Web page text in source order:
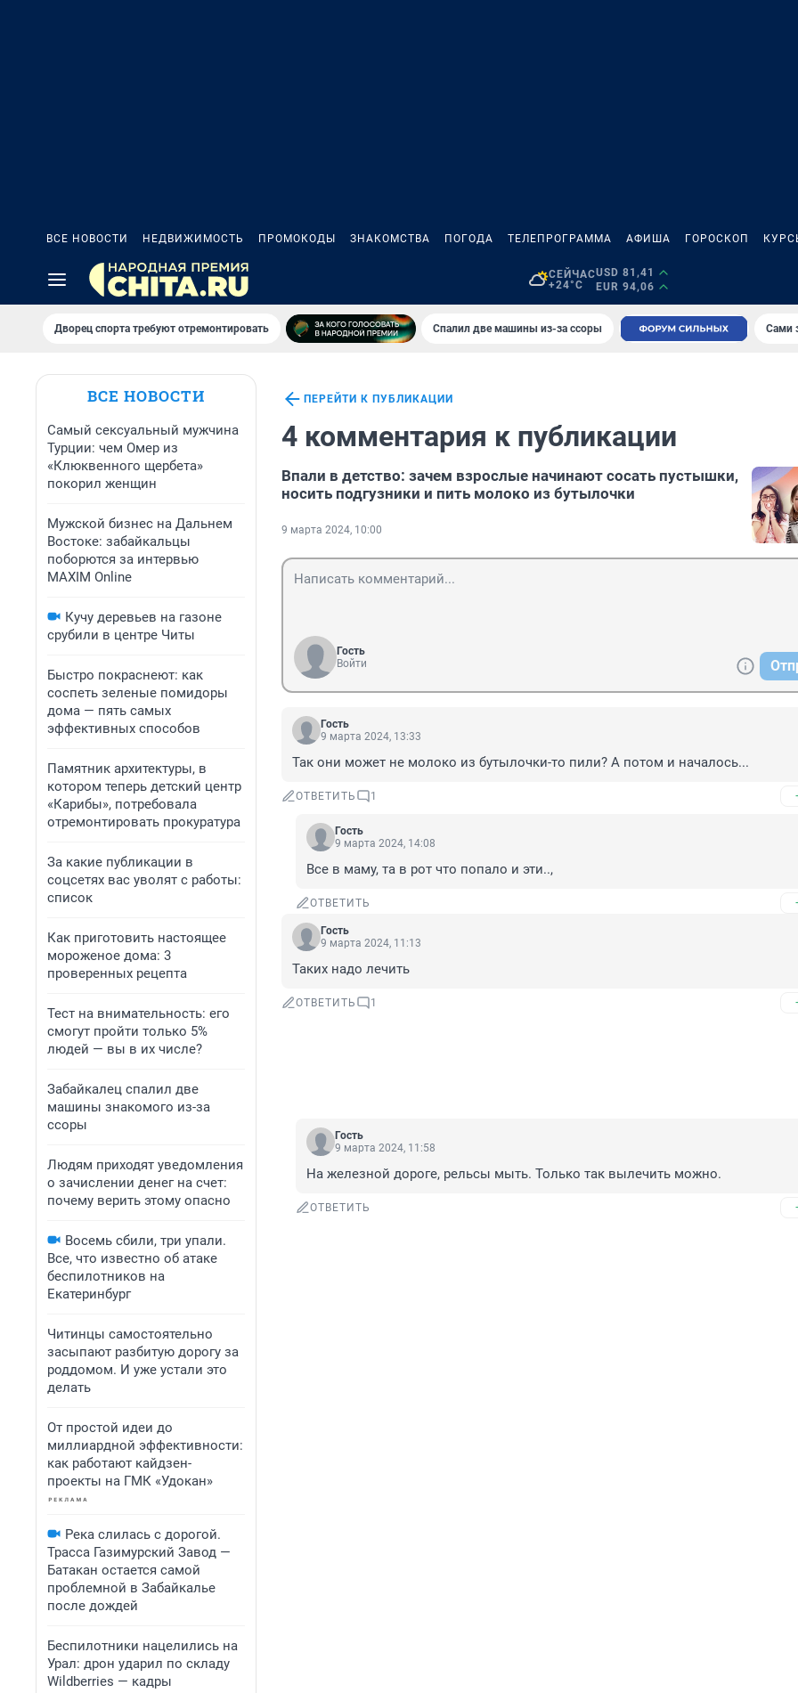
ВСЕ НОВОСТИ НЕДВИЖИМОСТЬ ПРОМОКОДЫ ЗНАКОМСТВА ПОГОДА ТЕЛЕПРОГРАММА АФИША ГОРОСКОП
СЕЙЧАС
+24°C
USD 81,41
EUR 94,06
Дворец спорта требуют отремонтировать Спалил две машины из-за ссоры Сами
ВСЕ НОВОСТИ
Самый сексуальный мужчина
Турции: чем Омер из
«Клюквенного щербета»
покорил женщин
Мужской бизнес на Дальнем
Востоке: забайкальцы
поборются за интервью
MAXIM Online
Кучу деревьев на газоне
срубили в центре Читы
Быстро покраснеют: как
соспеть зеленые помидоры
дома — пять самых
эффективных способов
Памятник архитектуры, в
котором теперь детский центр
«Карибы», потребовала
отремонтировать прокуратура
За какие публикации в
соцсетях вас уволят с работы:
список
Как приготовить настоящее
мороженое дома: 3
проверенных рецепта
Тест на внимательность: его
смогут пройти только 5%
людей — вы в их числе?
Забайкалец спалил две
машины знакомого из-за
ссоры
Людям приходят уведомления
о зачислении денег на счет:
почему верить этому опасно
Восемь сбили, три упали.
Все, что известно об атаке
беспилотников на
Екатеринбург
Читинцы самостоятельно
засыпают разбитую дорогу за
роддомом. И уже устали это
делать
От простой идеи до
миллиардной эффективности:
как работают кайдзен-
проекты на ГМК «Удокан»
Река слилась с дорогой.
Трасса Газимурский Завод —
Батакан остается самой
проблемной в Забайкалье
после дождей
Беспилотники нацелились на
Урал: дрон ударил по складу
Wildberries — кадры
ПЕРЕЙТИ К ПУБЛИКАЦИИ
4 комментария к публикации
Впали в детство: зачем взрослые начинают сосать пустышки,
носить подгузники и пить молоко из бутылочки
9 марта 2024, 10:00
Гость
Войти
Гость
9 марта 2024, 13:33
Так они может не молоко из бутылочки-то пили? А потом и началось...
ОТВЕТИТЬ 1
Гость
9 марта 2024, 14:08
Все в маму, та в рот что попало и эти..,
ОТВЕТИТЬ
Гость
9 марта 2024, 11:13
Таких надо лечить
ОТВЕТИТЬ 1
Гость
9 марта 2024, 11:58
На железной дороге, рельсы мыть. Только так вылечить можно.
ОТВЕТИТЬ